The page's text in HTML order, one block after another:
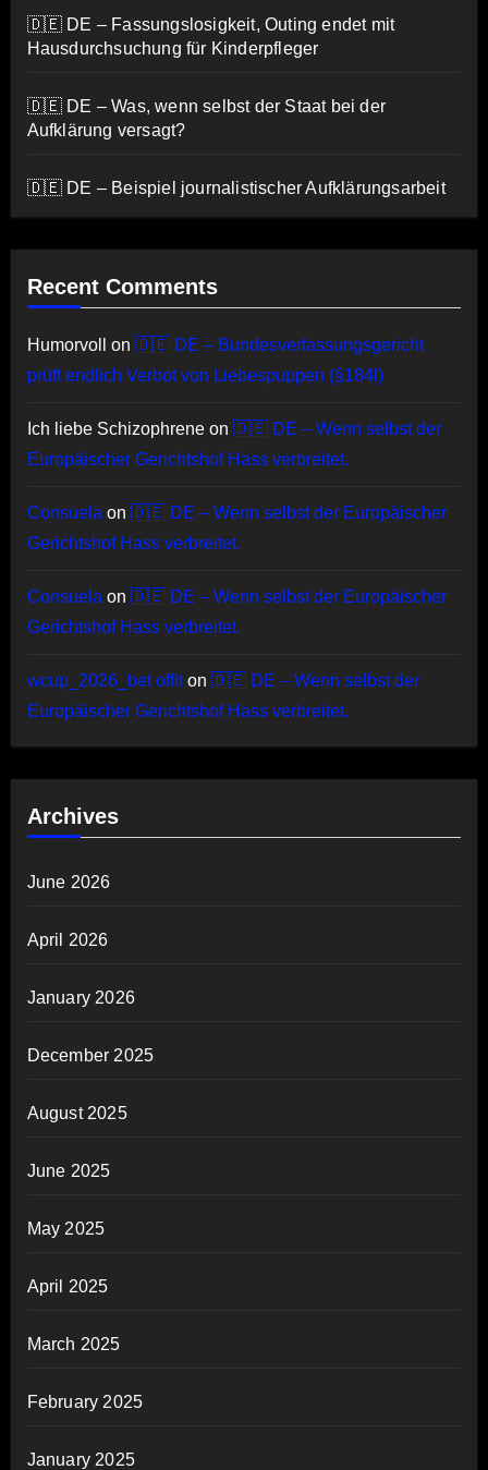
🇩🇪 DE – Fassungslosigkeit, Outing endet mit
Hausdurchsuchung für Kinderpfleger
🇩🇪 DE – Was, wenn selbst der Staat bei der
Aufklärung versagt?
🇩🇪 DE – Beispiel journalistischer Aufklärungsarbeit
Recent Comments
Humorvoll on 🇩🇪 DE – Bundesverfassungsgericht
prüft endlich Verbot von Liebespuppen (§184l)
Ich liebe Schizophreneon 🇩🇪 DE – Wenn selbst der
Europäischer Gerichtshof Hass verbreitet.
Consuela on 🇩🇪 DE – Wenn selbst der Europäischer
Gerichtshof Hass verbreitet.
Consuela on 🇩🇪 DE – Wenn selbst der Europäischer
Gerichtshof Hass verbreitet.
wcup_2026_bet offiton 🇩🇪 DE – Wenn selbst der
Europäischer Gerichtshof Hass verbreitet.
Archives
June 2026
April 2026
January 2026
December 2025
August 2025
June 2025
May 2025
April 2025
March 2025
February 2025
January 2025